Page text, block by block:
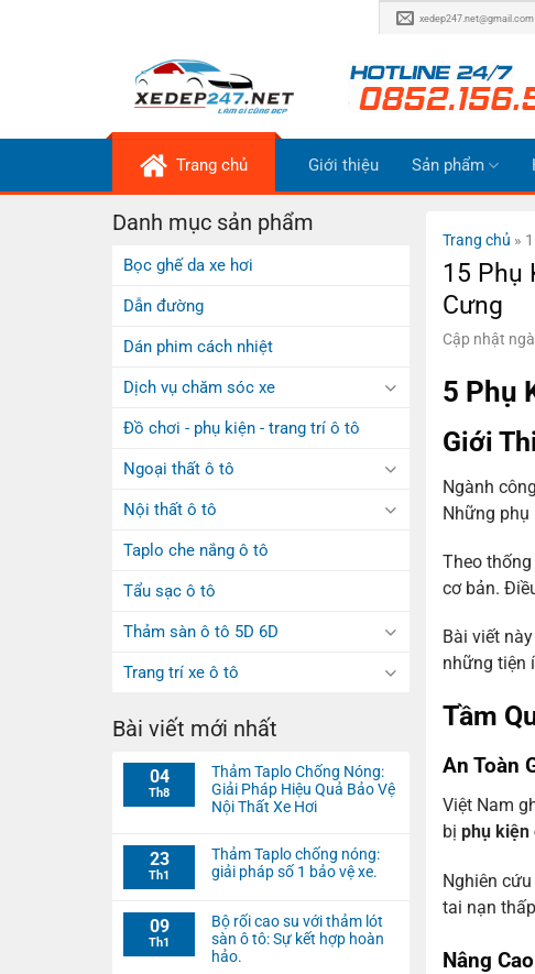
xedep247.net@gmail.com
Trang chủ Giới thiệu Sản phẩm
Danh mục sản phẩm
Bọc ghế da xe hơi
Dẫn đường
Dán phim cách nhiệt
Dịch vụ chăm sóc xe
Đồ chơi - phụ kiện - trang trí ô tô
Ngoại thất ô tô
Nội thất ô tô
Taplo che nắng ô tô
Tẩu sạc ô tô
Thảm sàn ô tô 5D 6D
Trang trí xe ô tô
Bài viết mới nhất
04
Th8
Thảm Taplo Chống Nóng:
Giải Pháp Hiệu Quả Bảo Vệ
Nội Thất Xe Hơi
23
Th1
Thảm Taplo chống nóng:
giải pháp số 1 bảo vệ xe.
09
Th1
Bộ rối cao su với thảm lót
sàn ô tô: Sự kết hợp hoàn
hảo.
Trang chủ »
15 Phụ
Cưng
Cập nhật
5 Phụ
Giới
Ngành
Những
Theo
cơ bản.
Bài viết
những tiện
Tầm
An Toàn
Việt Nam
bị phụ kiện
Nghiên
tai nạn
Nâng